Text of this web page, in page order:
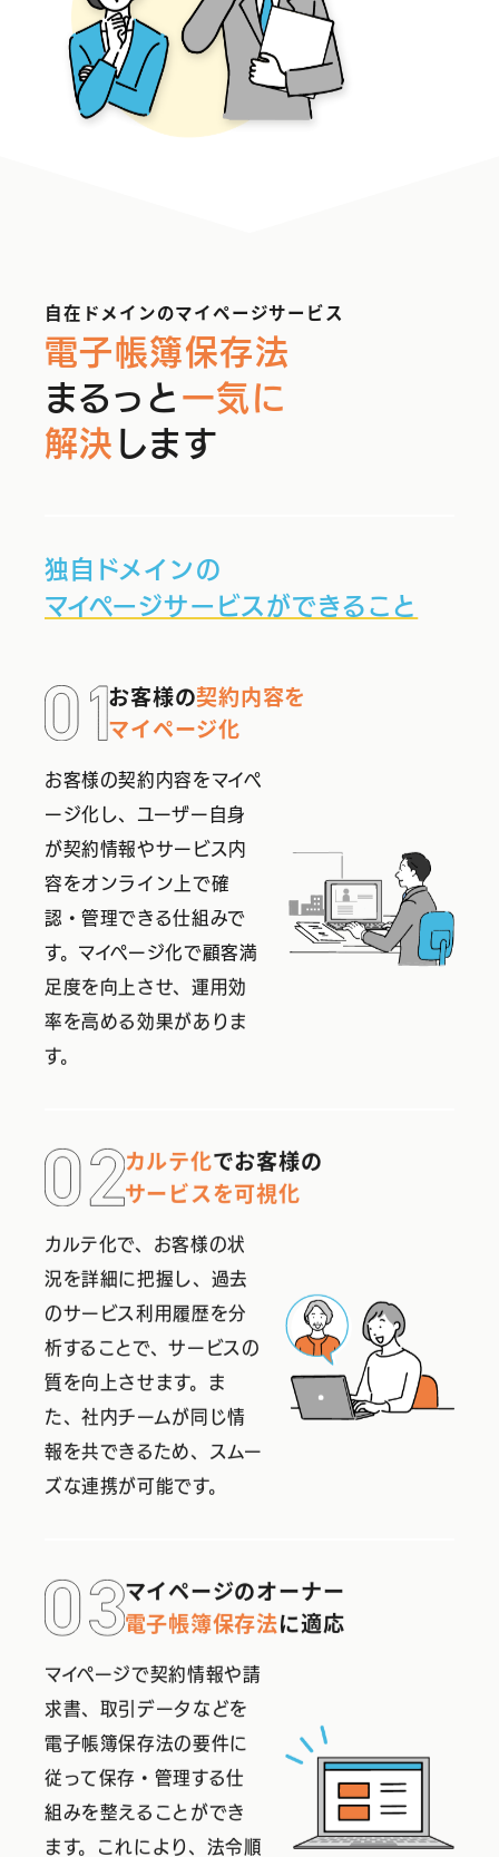
自在ドメインのマイページサービス
電子帳簿保存法
まるっと 一気に
解決 します
独自ドメインの
マイページサービスができること
お客様の契約内容を
マイページ化
お客様の契約内容をマイペ
ージ化し、ユーザー自身
が契約情報やサービス内
容をオンライン上で確
認・管理できる仕組みで
す。マイページ化で顧客満
足度を向上させ、運用効
率を高める効果がありま
す。
カルテ化でお客様の
サービスを可視化
カルテ化で、お客様の状
況を詳細に把握し、過去
のサービス利用履歴を分
析することで、サービスの
質を向上させます。ま
た、社内チームが同じ情
報を共できるため、スムー
ズな連携が可能です。
マイページのオーナー
電子帳簿保存法に適応
マイページで契約情報や請
求書、取引データなどを
電子帳簿保存法の要件に
従って保存・管理する仕
組みを整えることができ
ます。これにより、法令順